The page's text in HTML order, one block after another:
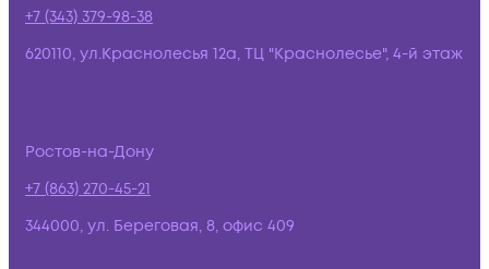
+7 (343) 379-98-38
620110, ул.Краснолесья 12а, ТЦ "Краснолесье", 4-й этаж
Ростов-на-Дону
+7 (863) 270-45-21
344000, ул. Береговая, 8, офис 409